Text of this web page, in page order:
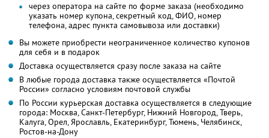
через оператора на сайте по форме заказа (необходимо
указать номер купона, секретный код, ФИО, номер
телефона, адрес пункта самовывоза или доставки)
Вы можете приобрести неограниченное количество купонов
для себя и в подарок
Доставка осуществляется сразу после заказа на сайте
В любые города доставка также осуществляется «Почтой
России» согласно условиям почтовой службы
По России курьерская доставка осуществляется в следующие
города: Москва, Санкт-Петербург, Нижний Новгород, Тверь,
Калуга, Орел, Ярославль, Екатеринбург, Тюмень, Челябинск,
Ростов-на-Дону